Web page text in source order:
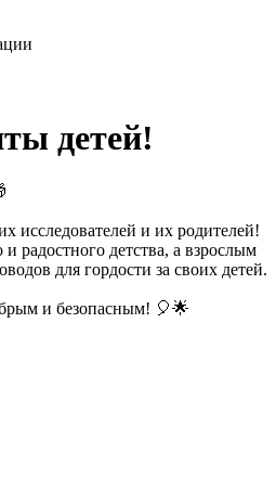
детей!
исследователей и их родителей!
радостного детства, а взрослым
для гордости за своих детей.
и безопасным! 🎈🌟